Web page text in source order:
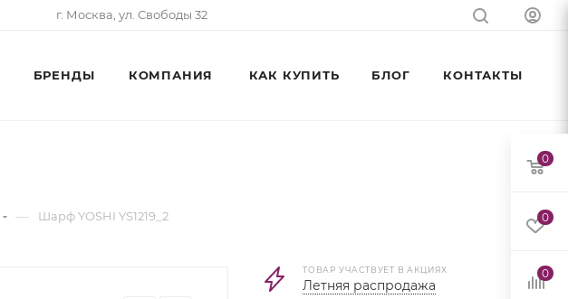
г. Москва, ул. Свободы 32
БРЕНДЫ КОМПАНИЯ КАК КУПИТЬ БЛОГ КОНТАКТЫ
— Шарф YOSHI YS1219_2
ТОВАР УЧАСТВУЕТ В АКЦИЯХ
Летняя распродажа
0
0
0